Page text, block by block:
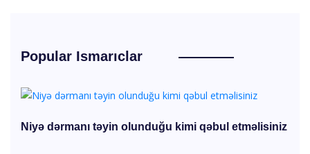
Popular Ismarıclar
Niyə dərmanı təyin olunduğu kimi qəbul etməlisiniz